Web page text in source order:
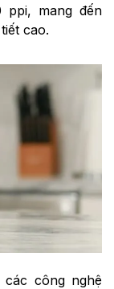
ppi, mang đến
cao.
công nghệ